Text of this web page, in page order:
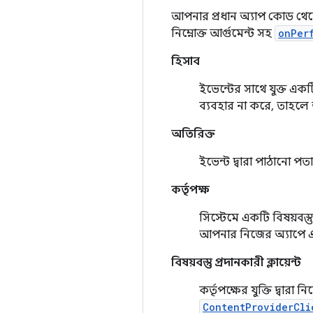
আপনার প্রধান অ্যাপ কোড থেকে
নিম্নোক্ত আর্গুমেন্ট সহ
হিসাব
ইভেন্টের সাথে যুক্ত
ব্যবহার না করে,
অতিরিক্ত
ইভেন্ট দ্বারা পাঠানো
কর্তৃপক্ষ
সিস্টেমে একটি
আপনার নিজের অ্যাপে
বিষয়বস্তু প্রদানকারী ক্লায়েন্ট
কর্তৃপক্ষের যুক্তি দ্বারা